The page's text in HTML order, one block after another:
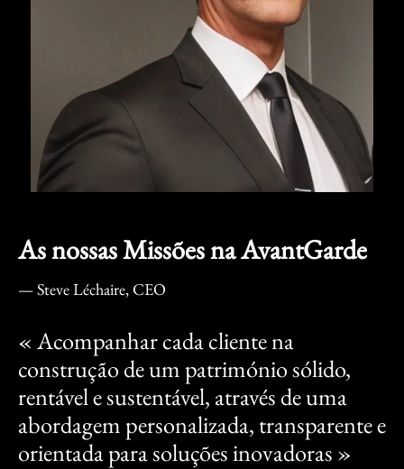
As nossas Missões na AvantGarde
— Steve Léchaire, CEO
« Acompanhar cada cliente na
construção de um património sólido,
rentável e sustentável, através de uma
abordagem personalizada, transparente e
orientada para soluções inovadoras »